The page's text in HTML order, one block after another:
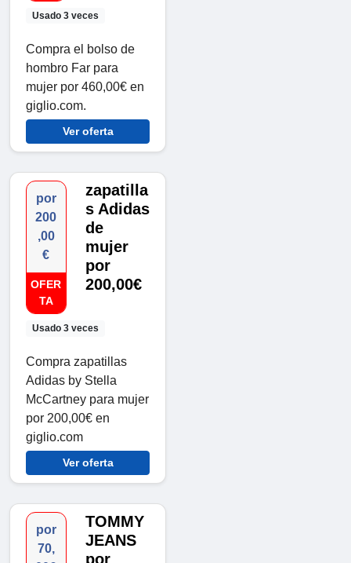
Usado 3 veces
Compra el bolso de
hombro Far para
mujer por 460,00€ en
giglio.com.
Ver oferta
por
200
,00
€
OFER
TA
Usado 3 veces
zapatilla
s Adidas
de
mujer
por
200,00€
Compra zapatillas
Adidas by Stella
McCartney para mujer
por 200,00€ en
giglio.com
Ver oferta
por
70,
TOMMY
JEANS
por